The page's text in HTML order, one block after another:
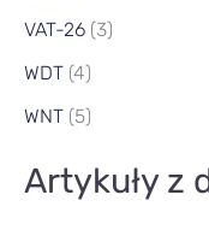
VAT-26 (3)
WDT (4)
WNT (5)
Artykuły z